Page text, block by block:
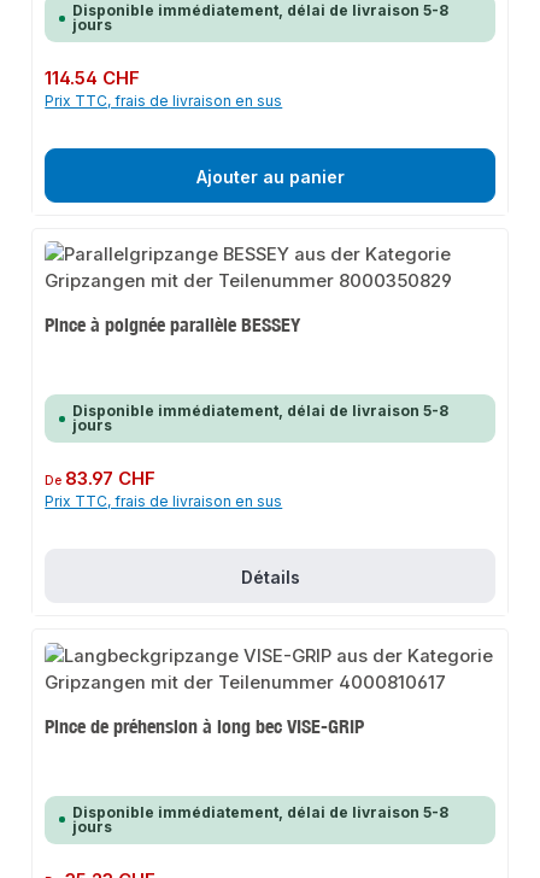
Disponible immédiatement, délai de livraison 5-8
jours
Prix régulier :
114.54 CHF
Prix TTC, frais de livraison en sus
Ajouter au panier
Pince à poignée parallèle BESSEY
Disponible immédiatement, délai de livraison 5-8
jours
Prix régulier :
De 83.97 CHF
Prix TTC, frais de livraison en sus
Détails
Pince de préhension à long bec VISE-GRIP
Disponible immédiatement, délai de livraison 5-8
jours
Prix régulier :